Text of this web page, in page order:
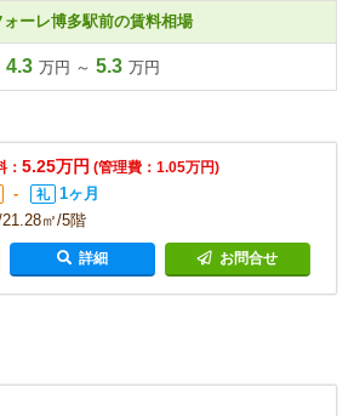
ォーレ博多駅前の賃料相場
4.3 万円 ～ 5.3 万円
： 5.25万円 (管理費：1.05万円)
- 礼
1ヶ月
㎡/5階
詳細 お問合せ